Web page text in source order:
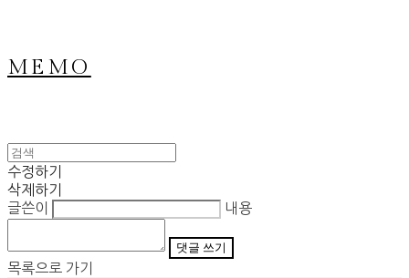
MEMO
수정하기
삭제하기
글쓴이
내용
댓글 쓰기
목록으로 가기